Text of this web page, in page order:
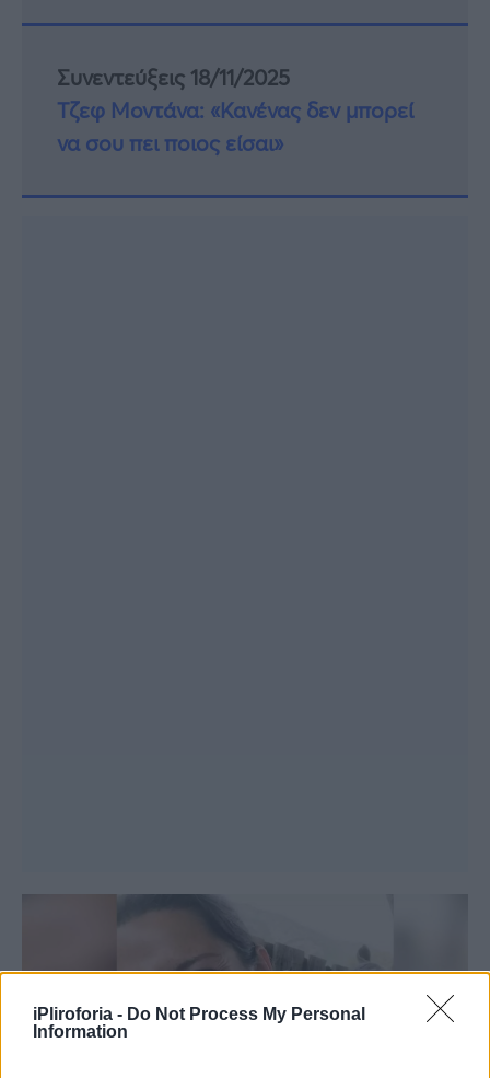
iPliroforia - Do Not Process My Personal
Information
Συνεντεύξεις 18/11/2025
Τζεφ Μοντάνα: «Κανένας δεν μπορεί
να σου πει ποιος είσαι»